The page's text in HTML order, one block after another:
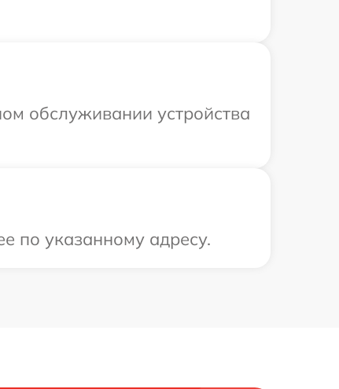
обслуживании устройства
по указанному адресу.